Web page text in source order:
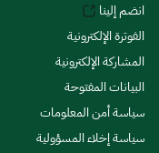
انضم إلينا
الفوترة الإلكترونية
المشاركة الإلكترونية
البيانات المفتوحة
سياسة أمن المعلومات
سياسة إخلاء المسؤولية